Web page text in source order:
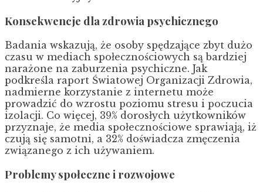
Konsekwencje dla zdrowia psychicznego
Badania wskazują, że osoby spędzające zbyt dużo
czasu w mediach społecznościowych są bardziej
narażone na zaburzenia psychiczne. Jak
podkreśla raport Światowej Organizacji Zdrowia,
nadmierne korzystanie z internetu może
prowadzić do wzrostu poziomu stresu i poczucia
izolacji. Co więcej, 39% dorosłych użytkowników
przyznaje, że media społecznościowe sprawiają, iż
czują się samotni, a 32% doświadcza zmęczenia
związanego z ich używaniem.
Problemy społeczne i rozwojowe